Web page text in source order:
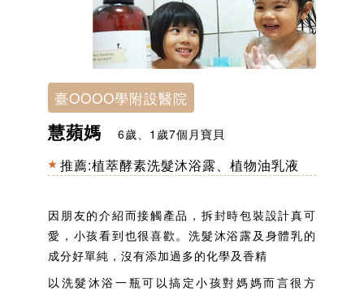
臺OOOO學附設醫院
慧蘋媽 6歲、1歲7個月寶貝
推薦:植萃酵素洗髮沐浴露 、植物油乳液
因朋友的介紹而接觸產品，拆封時包裝設計真可
愛，小孩看到也很喜歡。洗髮沐浴露及身體乳的
成分好單純，沒有添加過多的化學及香精
以洗髮沐浴一瓶可以搞定小孩對媽媽而言很方